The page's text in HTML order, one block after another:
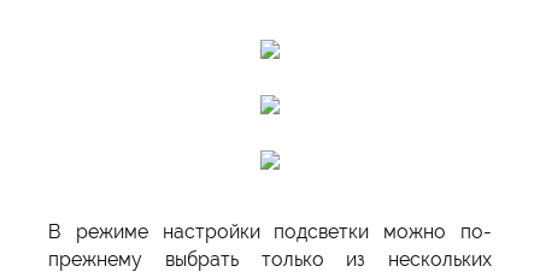
В режиме настройки подсветки можно по-
прежнему выбрать только из нескольких